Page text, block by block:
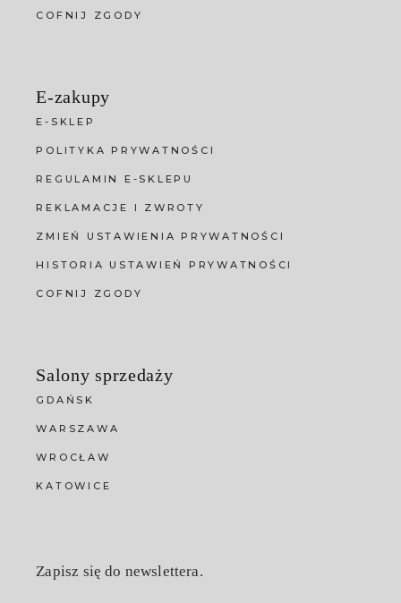
COFNIJ ZGODY
E-zakupy
E-SKLEP
POLITYKA PRYWATNOŚCI
REGULAMIN E-SKLEPU
REKLAMACJE I ZWROTY
ZMIEŃ USTAWIENIA PRYWATNOŚCI
HISTORIA USTAWIEŃ PRYWATNOŚCI
COFNIJ ZGODY
Salony sprzedaży
GDAŃSK
WARSZAWA
WROCŁAW
KATOWICE
Zapisz się do newslettera.